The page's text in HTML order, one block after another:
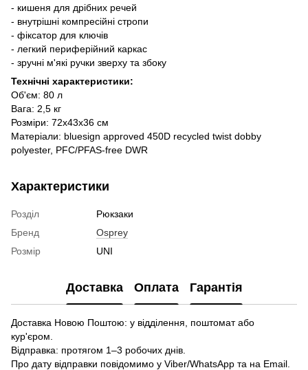
- кишеня для дрібних речей
- внутрішні компресійні стропи
- фіксатор для ключів
- легкий периферійний каркас
- зручні м'які ручки зверху та збоку
Технічні характеристики:
Об'єм: 80 л
Вага: 2,5 кг
Розміри: 72х43х36 см
Матеріали: bluesign approved 450D recycled twist dobby
polyester, PFC/PFAS-free DWR
Характеристики
Розділ
Рюкзаки
Бренд
Osprey
Розмір
UNI
Доставка Оплата Гарантія
Доставка Новою Поштою: у відділення, поштомат або
кур'єром.
Відправка: протягом 1–3 робочих днів.
Про дату відправки повідомимо у Viber/WhatsApp та на Email.